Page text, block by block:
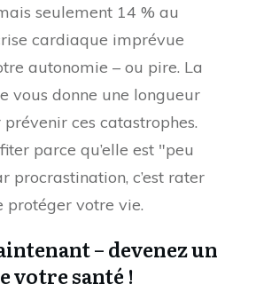
seulement 14 % au
cardiaque imprévue
autonomie – ou pire. La
vous donne une longueur
prévenir ces catastrophes.
parce qu’elle est "peu
procrastination, c’est rater
protéger votre vie.
– devenez un
votre santé !